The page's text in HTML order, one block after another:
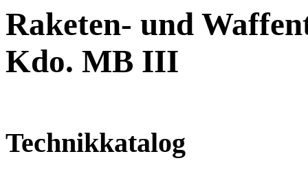
Raketen- und
Kdo. MB III
Technikkatalog